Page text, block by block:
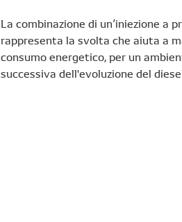
La combinazione di un’iniezione a
rappresenta la svolta che aiuta a
consumo energetico, per un
successiva dell'evoluzione del